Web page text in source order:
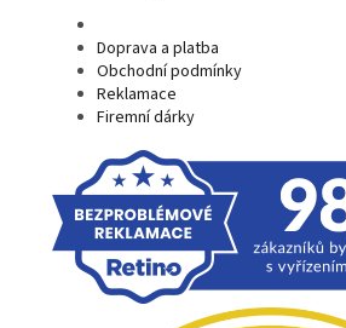
Doprava a platba
Obchodní podmínky
Reklamace
Firemní dárky